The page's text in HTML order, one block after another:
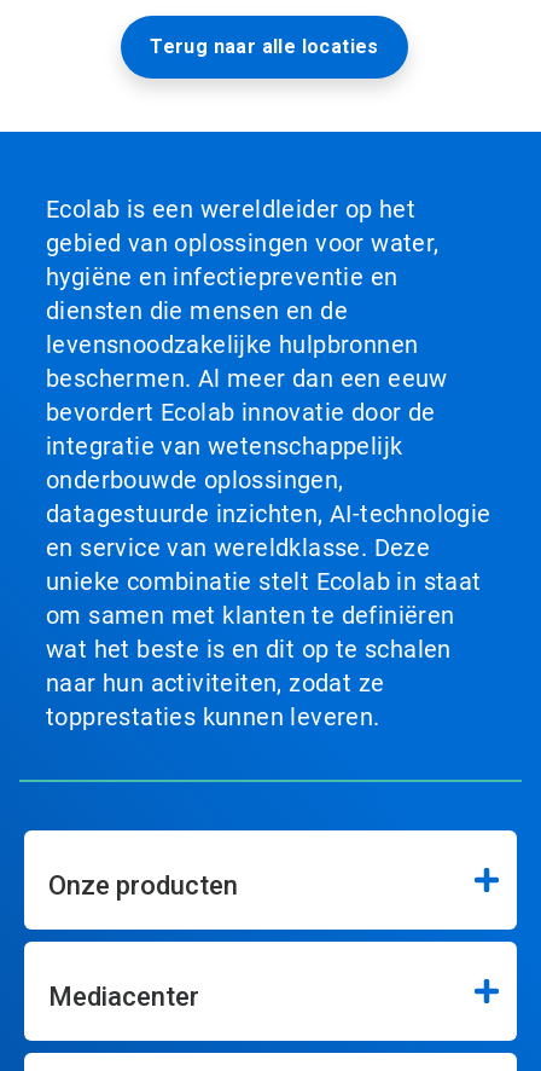
Terug naar alle locaties
Ecolab is een wereldleider op het
gebied van oplossingen voor water,
hygiëne en infectiepreventie en
diensten die mensen en de
levensnoodzakelijke hulpbronnen
beschermen. Al meer dan een eeuw
bevordert Ecolab innovatie door de
integratie van wetenschappelijk
onderbouwde oplossingen,
datagestuurde inzichten, AI-technologie
en service van wereldklasse. Deze
unieke combinatie stelt Ecolab in staat
om samen met klanten te definiëren
wat het beste is en dit op te schalen
naar hun activiteiten, zodat ze
topprestaties kunnen leveren.
Onze producten
Mediacenter